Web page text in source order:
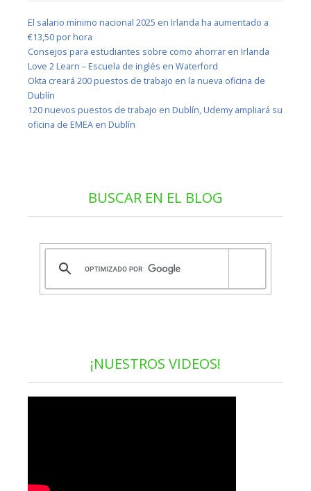
El salario mínimo nacional 2025 en Irlanda ha aumentado a
€13,50 por hora
Consejos para estudiantes sobre como ahorrar en Irlanda
Love 2 Learn – Escuela de inglés en Waterford
Okta creará 200 puestos de trabajo en la nueva oficina de
Dublín
120 nuevos puestos de trabajo en Dublín, Udemy ampliará su
oficina de EMEA en Dublín
BUSCAR EN EL BLOG
¡NUESTROS VIDEOS!